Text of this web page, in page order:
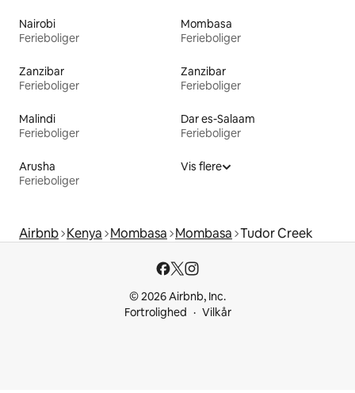
Nairobi
Ferieboliger
Mombasa
Ferieboliger
Zanzibar
Ferieboliger
Zanzibar
Ferieboliger
Malindi
Ferieboliger
Dar es-Salaam
Ferieboliger
Arusha
Ferieboliger
Vis flere
Airbnb Kenya Mombasa Mombasa Tudor Creek
© 2026 Airbnb, Inc.
Fortrolighed
Vilkår